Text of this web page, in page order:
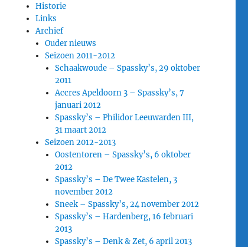
Historie
Links
Archief
Ouder nieuws
Seizoen 2011-2012
Schaakwoude – Spassky’s, 29 oktober
2011
Accres Apeldoorn 3 – Spassky’s, 7
januari 2012
Spassky’s – Philidor Leeuwarden III,
31 maart 2012
Seizoen 2012-2013
Oostentoren – Spassky’s, 6 oktober
2012
Spassky’s – De Twee Kastelen, 3
november 2012
Sneek – Spassky’s, 24 november 2012
Spassky’s – Hardenberg, 16 februari
2013
Spassky’s – Denk & Zet, 6 april 2013